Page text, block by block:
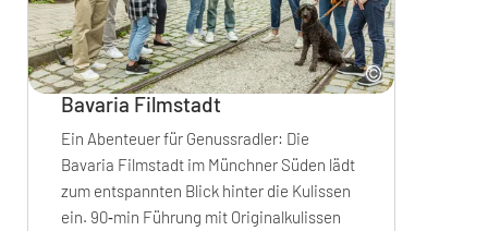
Bavaria Filmstadt
Ein Abenteuer für Genussradler: Die
Bavaria Filmstadt im Münchner Süden lädt
zum entspannten Blick hinter die Kulissen
ein. 90‑min Führung mit Originalkulissen